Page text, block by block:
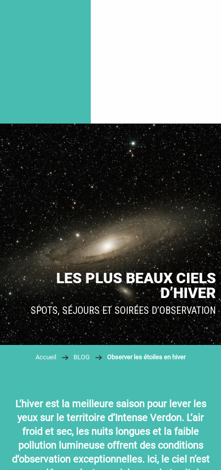
LES PLUS BEAUX CIELS
D’HIVER
SPOTS, SÉJOURS ET SOIRÉES D’OBSERVATION
Accueil BLOG Observer les étoiles en hiver
L’hiver est la meilleure saisonpour lever les
yeux sur le territoire d’Intense Verdon. L’air
froid et sec, les nuits longues et la faible
pollution lumineuse offrent des conditions
d’observation exceptionnelles. Ici, le ciel n’est